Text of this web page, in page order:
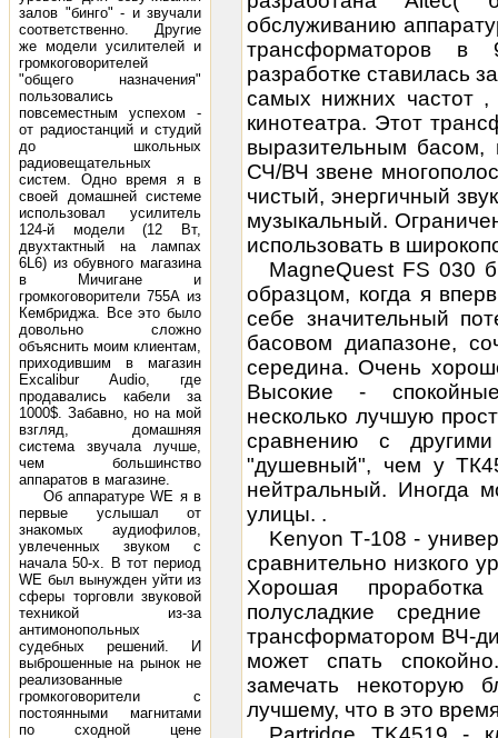
залов "бинго" - и звучали
соответственно. Другие
же модели усилителей и
громкоговорителей
"общего назначения"
пользовались
повсеместным успехом -
от радиостанций и студий
до школьных
радиовещательных
систем. Одно время я в
своей домашней системе
использовал усилитель
124-й модели (12 Вт,
двухтактный на лампах
6L6) из обувного магазина
в Мичигане и
громкоговорители 755А из
Кембриджа. Все это было
довольно сложно
объяснить моим клиентам,
приходившим в магазин
Excalibur Audio, где
продавались кабели за
1000$. Забавно, но на мой
взгляд, домашняя
система звучала лучше,
чем большинство
аппаратов в магазине.
Об аппаратуре WE я в
первые услышал от
знакомых аудиофилов,
увлеченных звуком с
начала 50-х. В тот период
WE был вынужден уйти из
сферы торговли звуковой
техникой из-за
антимонопольных
судебных решений. И
выброшенные на рынок не
реализованные
громкоговорители с
постоянными магнитами
по сходной цене
обслуживанию
трансформаторов в
разработке ставилась
самых нижних частот
кинотеатра. Этот
выразительным
СЧ/ВЧ звене
чистый, энергичный
музыкальный.
использовать в
MagneQuest FS 030
образцом, когда я
себе значительный
басовом диапазоне,
середина. Очень
Высокие -
несколько лучшую
сравнению с
"душевный", чем у
нейтральный. Иногда
улицы. .
Kenyon Т-108 -
сравнительно низкого
Хорошая
полусладкие
трансформатором ВЧ-
может спать
замечать некоторую
лучшему, что в это